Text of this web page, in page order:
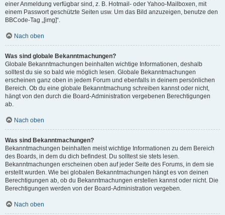
einer Anmeldung verfügbar sind, z. B. Hotmail- oder Yahoo-Mailboxen, mit
einem Passwort geschützte Seiten usw. Um das Bild anzuzeigen, benutze den
BBCode-Tag „[img]“.
Nach oben
Was sind globale Bekanntmachungen?
Globale Bekanntmachungen beinhalten wichtige Informationen, deshalb
solltest du sie so bald wie möglich lesen. Globale Bekanntmachungen
erscheinen ganz oben in jedem Forum und ebenfalls in deinem persönlichen
Bereich. Ob du eine globale Bekanntmachung schreiben kannst oder nicht,
hängt von den durch die Board-Administration vergebenen Berechtigungen
ab.
Nach oben
Was sind Bekanntmachungen?
Bekanntmachungen beinhalten meist wichtige Informationen zu dem Bereich
des Boards, in dem du dich befindest. Du solltest sie stets lesen.
Bekanntmachungen erscheinen oben auf jeder Seite des Forums, in dem sie
erstellt wurden. Wie bei globalen Bekanntmachungen hängt es von deinen
Berechtigungen ab, ob du Bekanntmachungen erstellen kannst oder nicht. Die
Berechtigungen werden von der Board-Administration vergeben.
Nach oben